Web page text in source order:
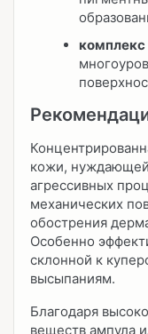
комплекс
кожи,
агрессивных
механических
обострения
Особенно
склонной к
высыпаниям.
Благодаря
веществ ампула